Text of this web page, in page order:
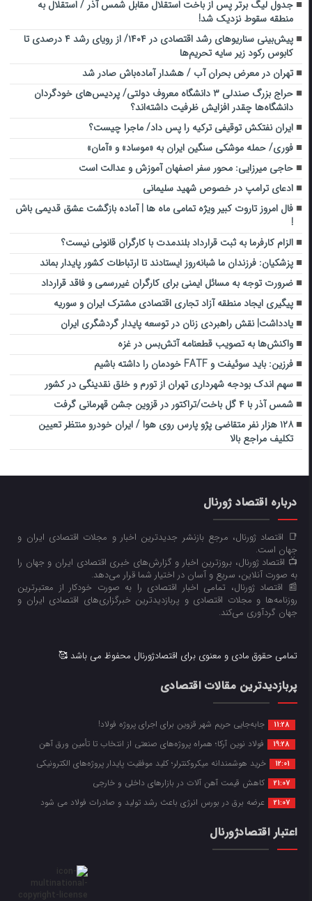
جدول لیگ برتر پس از باخت استقلال مقابل شمس آذر / استقلال به
منطقه سقوط نزدیک شد!
پیش‌بینی سناریوهای رشد اقتصادی در ۱۴۰۴/ از رویای رشد ۴ درصدی تا
کابوس رکود زیر سایه تحریم‌ها
تهران در معرض بحران آب / هشدار آماده‌باش صادر شد
حراج بزرگ صندلی ۳ دانشگاه معروف دولتی/ پردیس‌های خودگردان
دانشگاه‌ها چقدر افزایش ظرفیت داشته‌اند؟
ایران نفتکش توقیفی ترکیه را پس داد/ ماجرا چیست؟
فوری/ حمله موشکی سنگین ایران به «موساد» و «آمان»
حاجی‌ میرزایی: محور سفر اصفهان آموزش و عدالت است
ادعای ترامپ در خصوص شهید سلیمانی
فال امروز تاروت کبیر ویژه تمامی ماه ها | آماده بازگشت عشق قدیمی باش
الزام کارفرما به ثبت قرارداد بلندمدت با کارگران قانونی نیست؟
پزشکیان: فرزندان ما شبانه‌روز ایستادند تا ارتباطات کشور پایدار بماند
ضرورت توجه به مسائل ایمنی برای کارگران غیررسمی و فاقد قرارداد
پیگیری ایجاد منطقه آزاد تجاری اقتصادی مشترک ایران و سوریه
یادداشت| نقش راهبردی زنان در توسعه پایدار گردشگری ایران
واکنش‌ها به تصویب قطعنامه آتش‌بس در غزه
فرزین: باید سوئیفت و FATF خودمان را داشته باشیم
سهم اندک بودجه شهرداری تهران از تورم و خلق نقدینگی در کشور
شمس آذر با ۴ گل باخت/تراکتور در قزوین جشن قهرمانی گرفت
۱۲۸ هزار نفر متقاضی پژو پارس روی هوا / ایران خودرو منتظر تعیین
تکلیف مراجع بالا
درباره اقتصاد ژورنال
📑 اقتصاد ژورنال، مرجع بازنشر جدیدترین اخبار و مجلات اقتصادی ایران و
جهان است.
📺 اقتصاد ژورنال، بروزترین اخبار و گزارش‌های خبری اقتصادی ایران و جهان را
به صورت آنلاین، سریع و آسان در اختیار شما قرار می‌‌دهد.
📰 اقتصاد ژورنال، تمامی اخبار اقتصادی را به صورت خودکار از معتبرترین
روزنامه‌ها و مجلات اقتصادی و پربازدیدترین خبرگزاری‌های اقتصادی ایران و
جهان گردآوری می‌کند.
تمامی حقوق مادی و معنوی برای اقتصادژورنال محفوظ می باشد 🥰
پربازدیدترین مقالات اقتصادی
11:28 جابه‌جایی حریم شهر قزوین برای اجرای پروژه فولاد!
19:28 فولاد نوین آرکا؛ همراه پروژه‌های صنعتی از انتخاب تا تأمین ورق آهن
12:01 خرید هوشمندانه میکروکنترلر؛ کلید موفقیت پایدار پروژه‌های الکترونیکی
21:07 کاهش قیمت آهن آلات در بازارهای داخلی و خارجی
21:07 عرضه برق در بورس انرژی باعث رشد تولید و صادرات فولاد می شود
اعتبار اقتصادژورنال